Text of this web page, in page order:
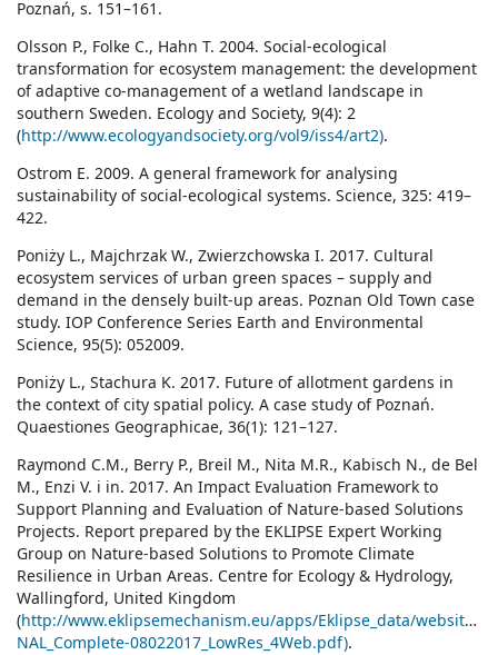
Poznań, s. 151–161.
Olsson P., Folke C., Hahn T. 2004. Social-ecological
transformation for ecosystem management: the development
of adaptive co-management of a wetland landscape in
southern Sweden. Ecology and Society, 9(4): 2
(http://www.ecologyandsociety.org/vol9/iss4/art2).
Ostrom E. 2009. A general framework for analysing
sustainability of social-ecological systems. Science, 325: 419–
422.
Poniży L., Majchrzak W., Zwierzchowska I. 2017. Cultural
ecosystem services of urban green spaces – supply and
demand in the densely built-up areas. Poznan Old Town case
study. IOP Conference Series Earth and Environmental
Science, 95(5): 052009.
Poniży L., Stachura K. 2017. Future of allotment gardens in
the context of city spatial policy. A case study of Poznań.
Quaestiones Geographicae, 36(1): 121–127.
Raymond C.M., Berry P., Breil M., Nita M.R., Kabisch N., de Bel
M., Enzi V. i in. 2017. An Impact Evaluation Framework to
Support Planning and Evaluation of Nature-based Solutions
Projects. Report prepared by the EKLIPSE Expert Working
Group on Nature-based Solutions to Promote Climate
Resilience in Urban Areas. Centre for Ecology & Hydrology,
Wallingford, United Kingdom
(http://www.eklipsemechanism.eu/apps/Eklipse_data/website/
NAL_Complete-08022017_LowRes_4Web.pdf).